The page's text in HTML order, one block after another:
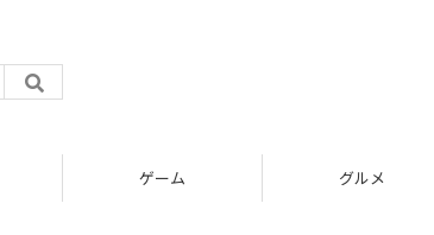
ゲーム グルメ